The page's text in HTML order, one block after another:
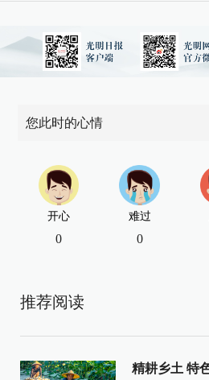
您此时的心情
开心
0
难过
0
推荐阅读
精耕乡土 特